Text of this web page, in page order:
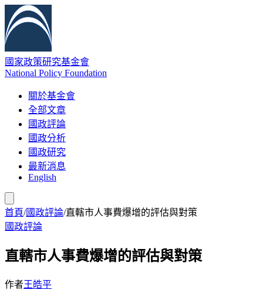
國家政策研究基金會
National Policy Foundation
關於基金會
全部文章
國政評論
國政分析
國政研究
最新消息
English
首頁/國政評論/直轄市人事費爆增的評估與對策
國政評論
直轄市人事費爆增的評估與對策
作者王皓平